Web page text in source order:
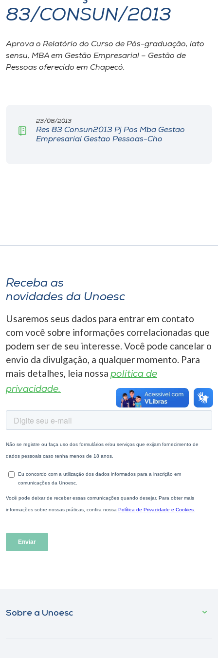
I.nova
Diplomados
Biblioteca
o idioma
A+
A-
83/CONSUN/2013
Aprova o Relatório do Curso de Pós-graduação, lato
sensu, MBA em Gestão Empresarial – Gestão de
Pessoas oferecido em Chapecó.
23/08/2013
Res 83 Consun2013 Pj Pos Mba Gestao
Empresarial Gestao Pessoas-Cho
Receba as
novidades da Unoesc
Usaremos seus dados para entrar em contato
com você sobre informações correlacionadas que
podem ser de seu interesse. Você pode cancelar o
envio da divulgação, a qualquer momento. Para
mais detalhes, leia nossa política de
privacidade.
Sobre a Unoesc